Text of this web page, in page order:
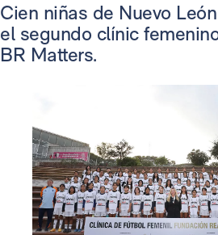
Cien niñas de Nuevo
el segundo clínic
BR Matters.